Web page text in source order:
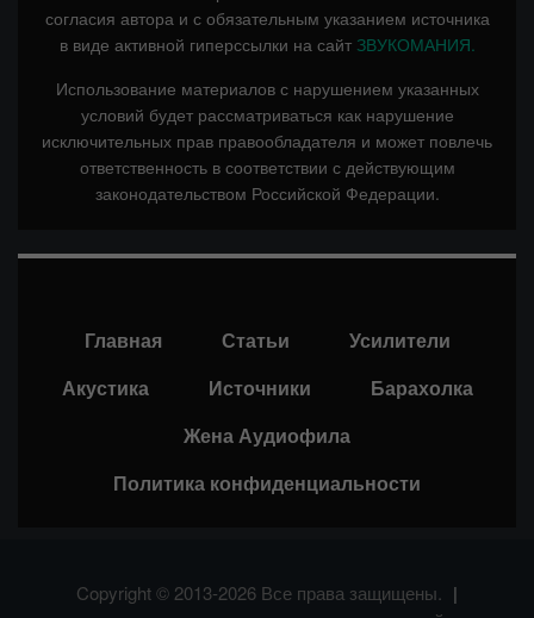
согласия автора и с обязательным указанием источника
в виде активной гиперссылки на сайт ЗВУКОМАНИЯ.
Использование материалов с нарушением указанных
условий будет рассматриваться как нарушение
исключительных прав правообладателя и может повлечь
ответственность в соответствии с действующим
законодательством Российской Федерации.
Главная Статьи
Усилители
Акустика
Источники
Барахолка
Жена Аудиофила
Политика конфиденциальности
Copyright © 2013-2026 Все права защищены. |